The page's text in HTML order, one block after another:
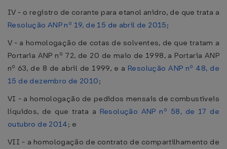
IV - o registro de corante para etanol anidro, de que trata a
Resolução ANP nº 19, de 15 de abril de 2015;
V - a homologação de cotas de solventes, de que tratam a
Portaria ANP nº 72, de 20 de maio de 1998, a Portaria ANP
nº 63, de 8 de abril de 1999, e a Resolução ANP nº 48, de
15 de dezembro de 2010;
VI - a homologação de pedidos mensais de combustíveis
líquidos, de que trata a Resolução ANP nº 58, de 17 de
outubro de 2014; e
VII - a homologação de contrato de compartilhamento de